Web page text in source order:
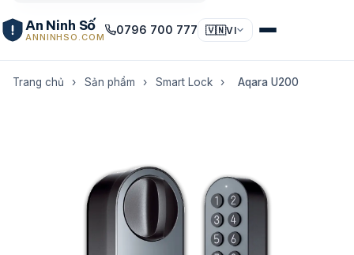
An Ninh Số
ANNINHSO.COM
0796 700 777 🇻🇳VI
Trang chủ › Sản phẩm › Smart Lock › Aqara U200